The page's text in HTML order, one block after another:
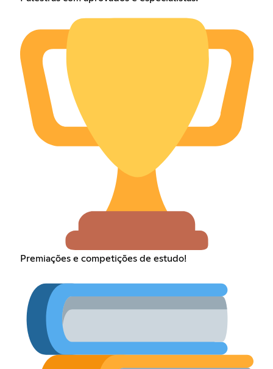
Premiações e competições de estudo!